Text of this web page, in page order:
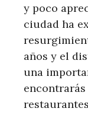
y poco
ciudad ha
años y el
una